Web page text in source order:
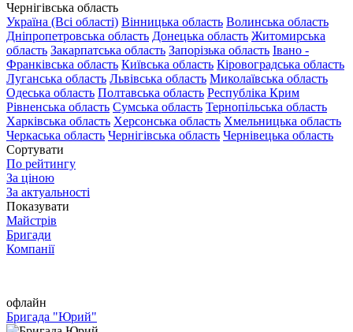
Чернігівська область
Україна (Всі області) Вінницька область Волинська область
Дніпропетровська область Донецька область Житомирська
область Закарпатська область Запорізька область Івано -
Франківська область Київська область Кіровоградська область
Луганська область Львівська область Миколаївська область
Одеська область Полтавська область Республіка Крим
Рівненська область Сумська область Тернопільська область
Харківська область Херсонська область Хмельницька область
Черкаська область Чернігівська область Чернівецька область
Сортувати
По рейтингу
За ціною
За актуальності
Показувати
Майстрів
Бригади
Компанії
офлайн
Бригада "Юрий"